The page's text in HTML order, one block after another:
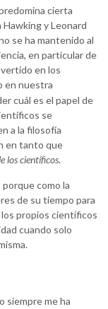
cierta
y Leonard
se ha mantenido al
en particular de
en los
en nuestra
cuál es el papel de
se
a la filosofía
en tanto que
los científicos.
como la
de su tiempo para
propios científicos
cuando solo
siempre me ha